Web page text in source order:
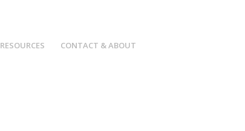
RESOURCES CONTACT & ABOUT